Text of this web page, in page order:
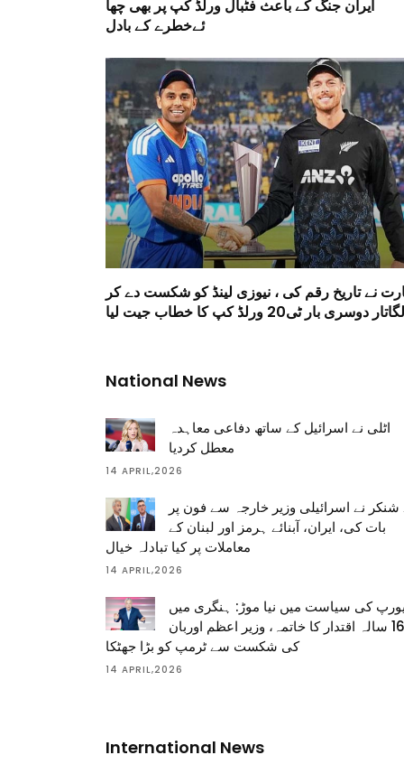
ایران جنگ کے باعث فٹبال ورلڈ کپ پر بھی چھا
ئےخطرے کے بادل
نے تاریخ رقم کی ، نیوزی لینڈ کو شکست دے کر
لگاتار دوسری بار ٹی20 ورلڈ کپ کا خطاب جیت لیا
National News
اٹلی نے اسرائیل کے ساتھ دفاعی معاہدہ
معطل کردیا
14 APRIL,2026
نے اسرائیلی وزیر خارجہ سے فون پر
بات کی، ایران، آبنائے ہرمز اور لبنان کے
معاملات پر کیا تبادلہ خیال
14 APRIL,2026
کی سیاست میں نیا موڑ: ہنگری میں
16 سالہ اقتدار کا خاتمہ، وزیر اعظم اوربان
کی شکست سے ٹرمپ کو بڑا جھٹکا
14 APRIL,2026
International News